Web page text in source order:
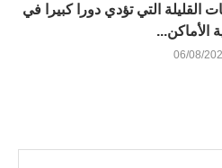
القليلة التي تؤدي دورا كبيرا في
الأماكن...
06/08/